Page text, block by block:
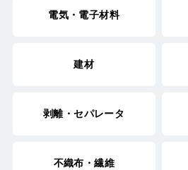
電気・電子材料
建材
剥離・セパレータ
不織布・繊維